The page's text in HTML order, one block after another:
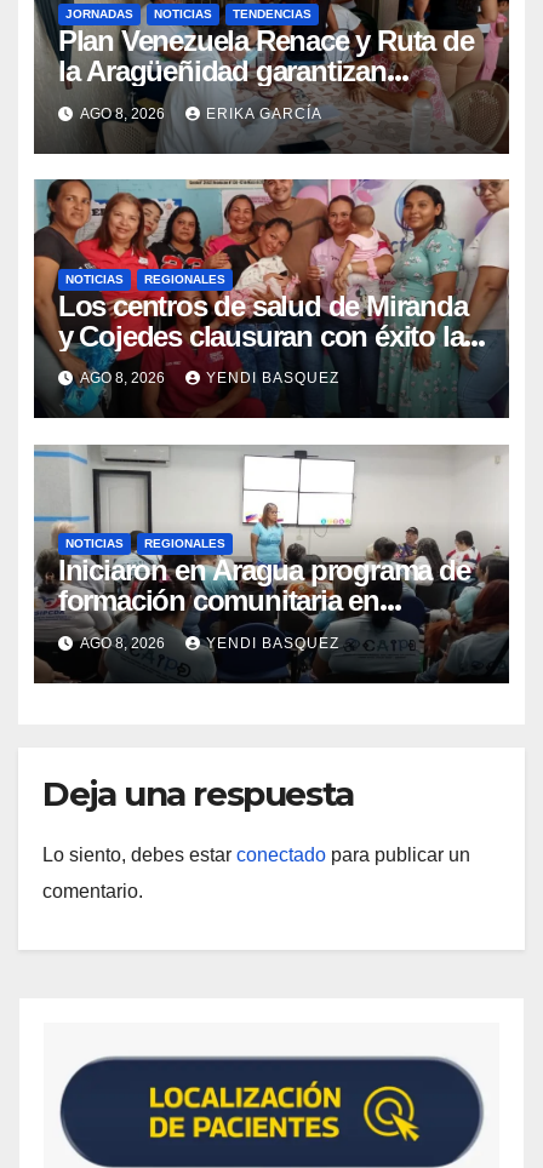
JORNADAS NOTICIAS TENDENCIAS
Plan Venezuela Renace y Ruta de
la Aragüeñidad garantizan
atención médica integral en
Aragua
AGO 8, 2026 ERIKA GARCÍA
NOTICIAS REGIONALES
Los centros de salud de Miranda
y Cojedes clausuran con éxito la
Semana Mundial de la Lactancia
Materna
AGO 8, 2026 YENDI BASQUEZ
NOTICIAS REGIONALES
Iniciaron en Aragua programa de
formación comunitaria en
atención a personas con
discapacidad
AGO 8, 2026 YENDI BASQUEZ
Deja una respuesta
Lo siento, debes estar conectado para publicar un
comentario.